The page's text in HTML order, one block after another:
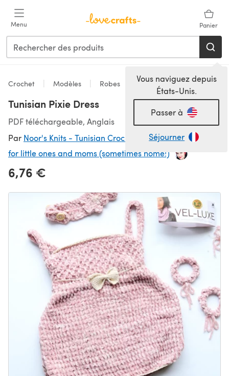
Menu Panier
Vous naviguez depuis
États-Unis.
Passer à
Séjourner
Crochet Modèles Robes
Tunisian Pixie Dress
PDF téléchargeable, Anglais
Par Noor's Knits - Tunisian Crochet and Knitting Patterns
for little ones and moms (sometimes home!)
6,76 €